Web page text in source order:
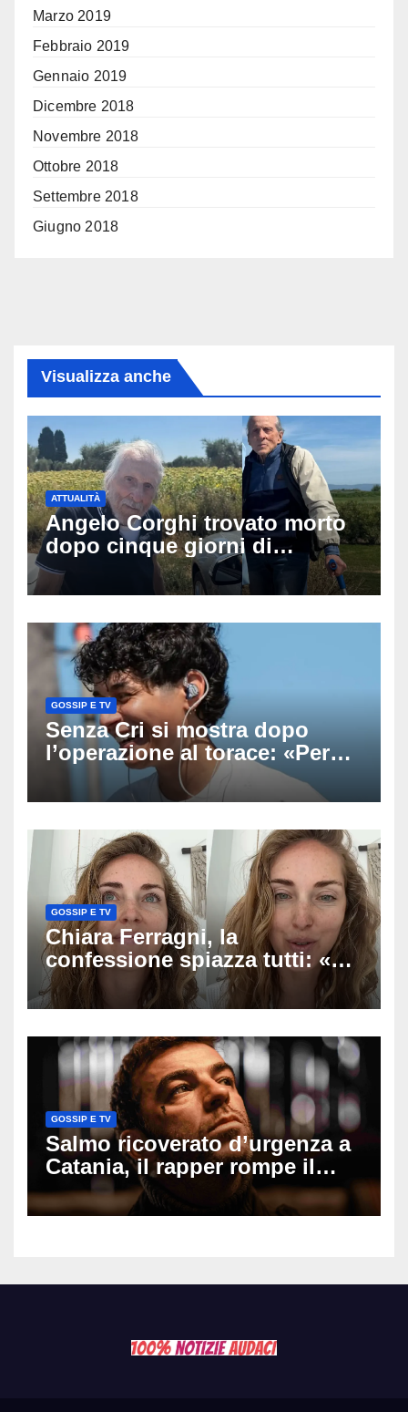
Marzo 2019
Febbraio 2019
Gennaio 2019
Dicembre 2018
Novembre 2018
Ottobre 2018
Settembre 2018
Giugno 2018
Visualizza anche
ATTUALITÀ
Angelo Corghi trovato morto
dopo cinque giorni di
ricerche: il giallo dell’80enne
scomparso dopo essere
GOSSIP E TV
Senza Cri si mostra dopo
l’operazione al torace: «Per
anni mi sentivo in trappola», il
racconto sul difficile percorso
GOSSIP E TV
Chiara Ferragni, la
confessione spiazza tutti: «Un
mio ex voleva che mi rifacessi
il seno». Poi svela i ritocchi di
GOSSIP E TV
Salmo ricoverato d’urgenza a
Catania, il rapper rompe il
silenzio dopo la notte in
ospedale: come sta e cosa